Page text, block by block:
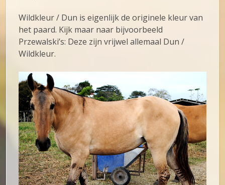
Wildkleur / Dun is eigenlijk de originele kleur van
het paard. Kijk maar naar bijvoorbeeld
Przewalski’s: Deze zijn vrijwel allemaal Dun /
Wildkleur.